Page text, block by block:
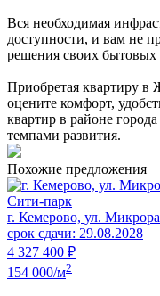
Вся необходимая
доступности, и вам не
решения своих бытовых
Приобретая квартиру
оцените комфорт,
квартир в районе
темпами развития.
Похожие предложения
Сити-парк
г. Кемерово, ул.
срок сдачи: 29.08.2028
4 327 400 ₽
154 000/м2